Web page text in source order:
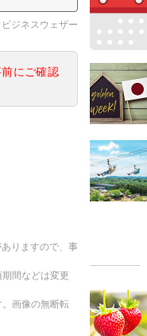
ジネスウェザー
にご確認
りますので、事
間などは変更
画像の無断転